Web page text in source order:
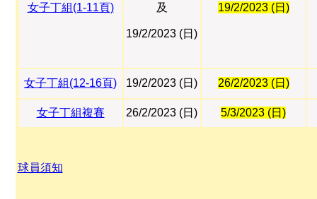
女子丁組(1-11頁) 及
19/2/2023 (日)
19/2/2023 (日)
女子丁組(12-16頁) 19/2/2023 (日) 26/2/2023 (日)
女子丁組複賽 26/2/2023 (日) 5/3/2023 (日)
球員須知